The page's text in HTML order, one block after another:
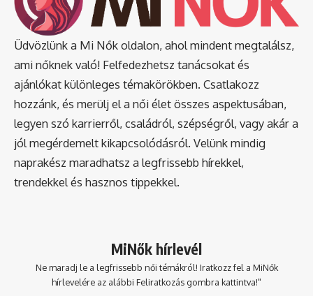
Üdvözlünk a Mi Nők oldalon, ahol mindent megtalálsz,
ami nőknek való! Felfedezhetsz tanácsokat és
ajánlókat különleges témakörökben. Csatlakozz
hozzánk, és merülj el a női élet összes aspektusában,
legyen szó karrierről, családról, szépségről, vagy akár a
jól megérdemelt kikapcsolódásról. Velünk mindig
naprakész maradhatsz a legfrissebb hírekkel,
trendekkel és hasznos tippekkel.
MiNők hírlevél
Ne maradj le a legfrissebb női témákról! Iratkozz fel a MiNők
hírlevelére az alábbi Feliratkozás gombra kattintva!"